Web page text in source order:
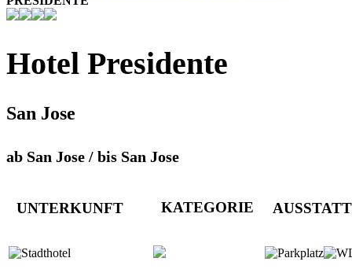
Hotel Presidente
San Jose
ab San Jose / bis San Jose
UNTERKUNFT KATEGORIE